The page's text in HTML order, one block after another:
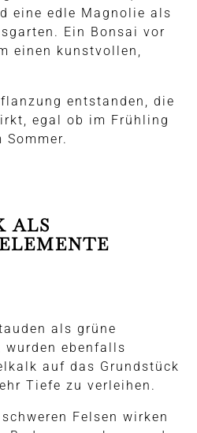
eine edle Magnolie als
Ein Bonsai vor
einen kunstvollen,
entstanden, die
egal ob im Frühling
ALS
als grüne
wurden ebenfalls
auf das Grundstück
Tiefe zu verleihen.
Felsen wirken